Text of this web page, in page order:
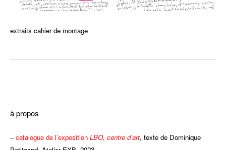
extraits cahier de montage
à propos
–catalogue de l’exposition LBO, centre d’art, texte de Dominique